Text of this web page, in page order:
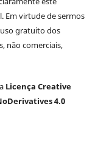
Em virtude de sermos
gratuito dos
não comerciais,
Licença Creative
4.0